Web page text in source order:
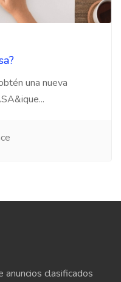
una nueva
anuncios clasificados